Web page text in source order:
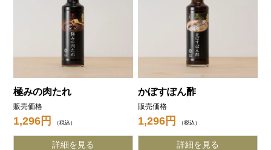
極みの肉たれ
販売価格
1,296 税込
詳細を見る
かぼすぽん酢
販売価格
1,296 税込
詳細を見る